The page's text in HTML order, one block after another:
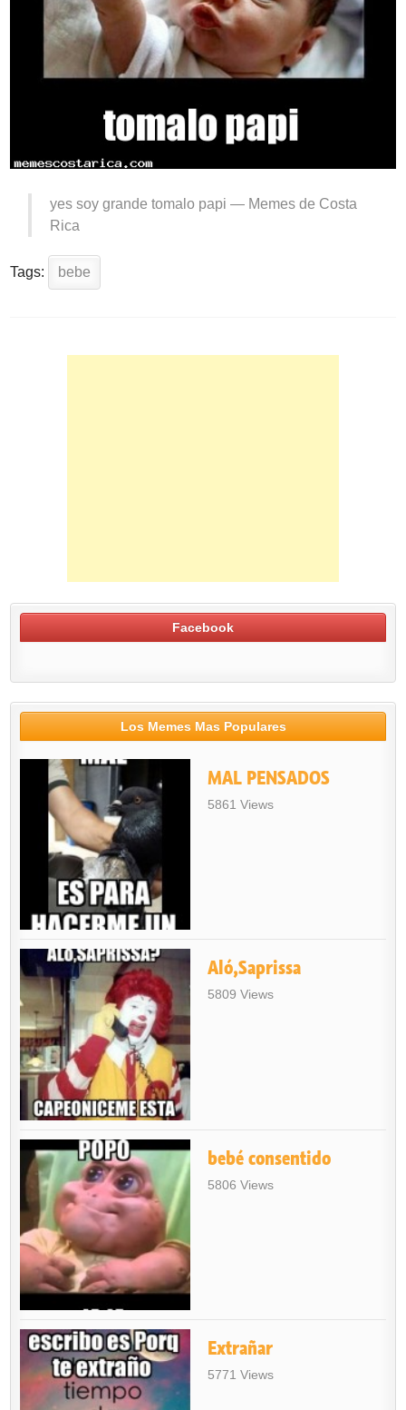
yes soy grande tomalo papi — Memes de Costa
Rica
Tags: bebe
Facebook
Los Memes Mas Populares
MAL PENSADOS
5861 Views
Aló,Saprissa
5809 Views
bebé consentido
5806 Views
Extrañar
5771 Views